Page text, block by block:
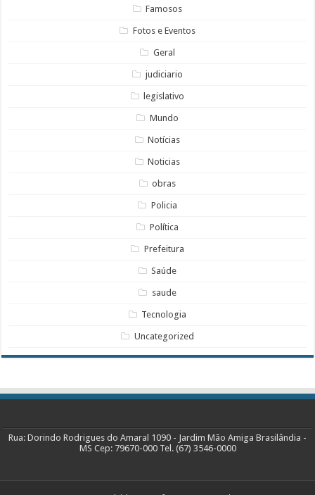
Famosos
Fotos e Eventos
Geral
judiciario
legislativo
Mundo
Notícias
Noticias
obras
Policia
Política
Prefeitura
Saúde
saude
Tecnologia
Uncategorized
Rua: Dorindo Rodrigues do Amaral 1090 - Jardim Mão Amiga Brasilândia -
MS Cep: 79670-000 Tel. (67) 3546-0000